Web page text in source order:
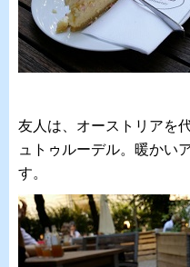
友人は、オーストリアを
ュトゥルーデル。暖かい
す。